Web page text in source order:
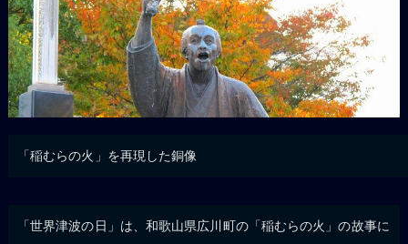
「稲むらの火」を再現した銅像
「世界津波の日」は、和歌山県広川町の「稲むらの火」の故事に